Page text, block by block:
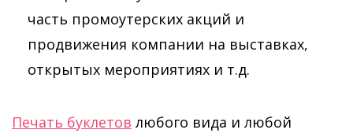
часть промоутерских акций и
продвижения компании на выставках,
открытых мероприятиях и т.д.
Печать буклетов любого вида и любой